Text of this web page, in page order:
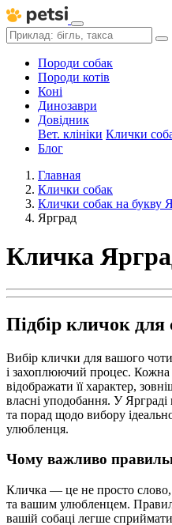
Породи собак
Породи котів
Коні
Динозаври
Довідник
Вет. клініки Клички
Блог
Главная
Клички собак
Клички собак на букву
Ярград
Кличка
Підбір кличок для
Вибір клички для вашого
і захоплюючий процес. Кожна
відображати її характер,
власні уподобання. У
та порад щодо вибору
улюбленця.
Чому важливо
Кличка — це не просто слово,
та вашим улюбленцем.
вашій собаці легше